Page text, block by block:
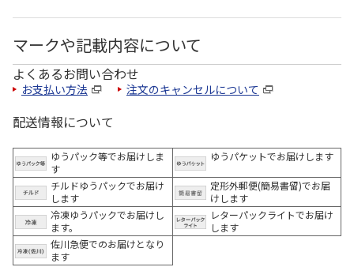
マークや記載内容について
よくあるお問い合わせ
お支払い方法 注文のキャンセルについて
配送情報について
ゆうパック等でお届けしま
す
ゆうパケットでお届けします
チルドゆうパックでお届け
します
定形外郵便(簡易書留)でお届
けします
冷凍ゆうパックでお届けし
ます。
レターパックライトでお届け
します
佐川急便でのお届けとなり
ます